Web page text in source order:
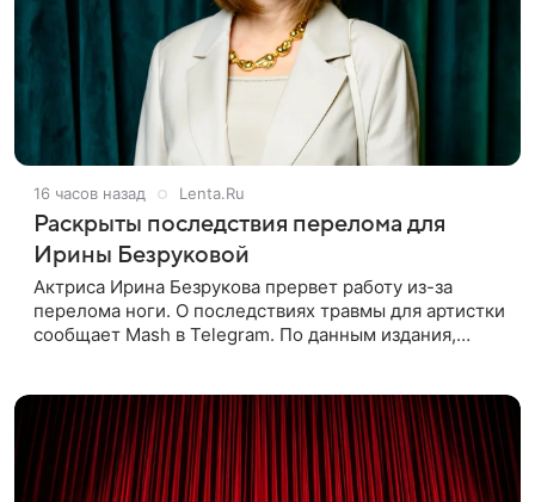
16 часов назад Lenta.Ru
Раскрыты последствия перелома для
Ирины Безруковой
Актриса Ирина Безрукова прервет работу из-за
перелома ноги. О последствиях травмы для артистки
сообщает Mash в Telegram. По данным издания,